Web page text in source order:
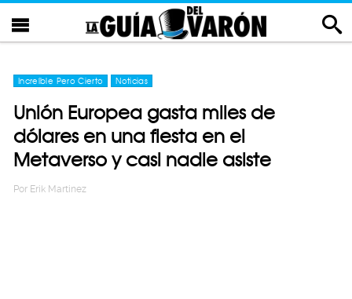
Increíble Pero Cierto Noticias
Unión Europea gasta miles de
dólares en una fiesta en el
Metaverso y casi nadie asiste
Por Erik Martinez